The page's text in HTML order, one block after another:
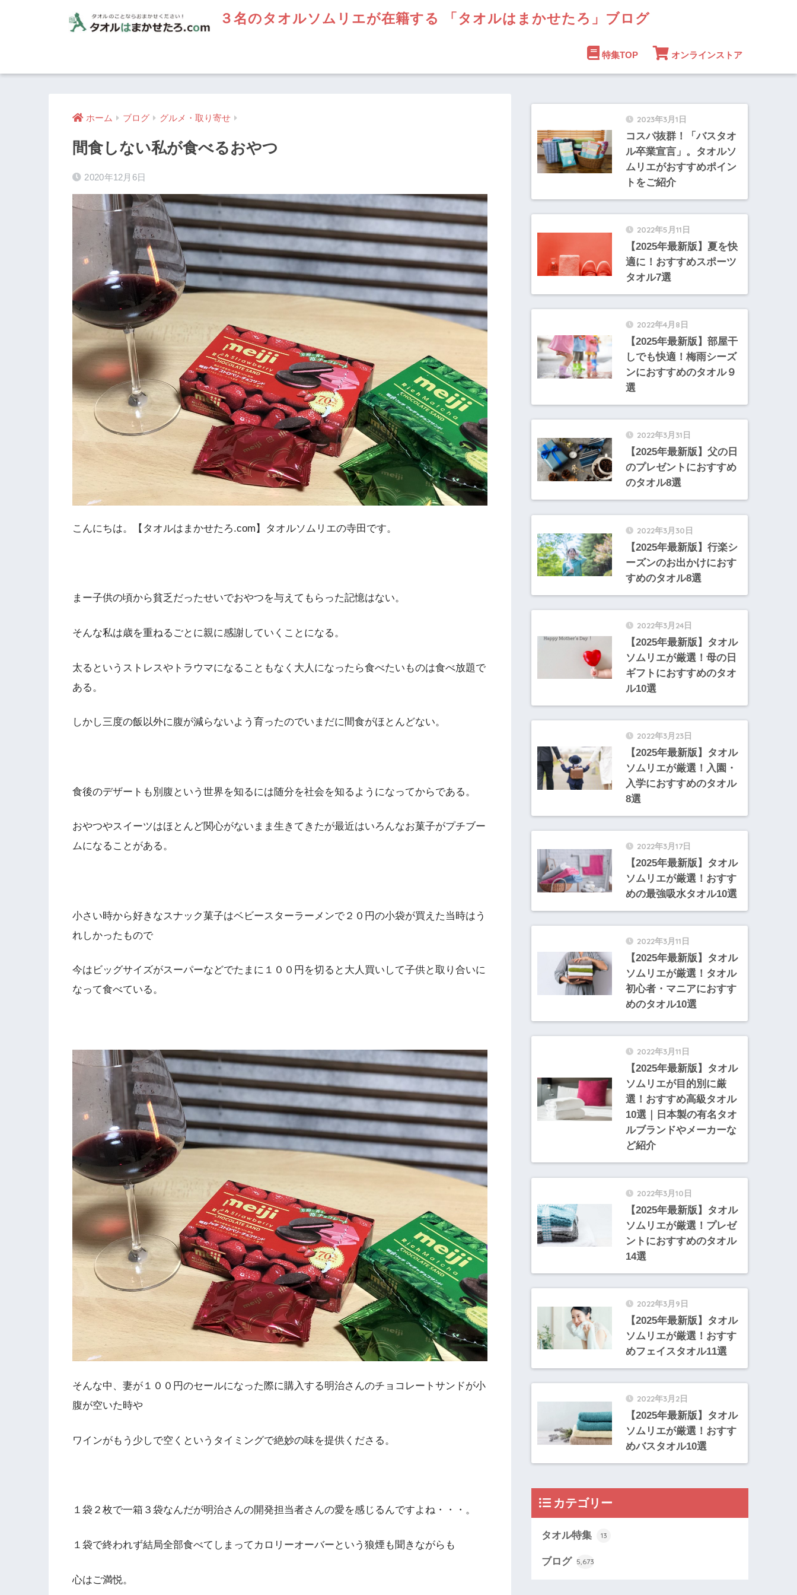
３名のタオルソムリエが在籍する 「タオルはまかせたろ」ブログ
特集TOP オンラインストア
ホーム ブログ グルメ・取り寄せ
間食しない私が食べるおやつ
2020年12月6日
こんにちは。【タオルはまかせたろ.com】タオルソムリエの寺田です。
まー子供の頃から貧乏だったせいでおやつを与えてもらった記憶はない。
そんな私は歳を重ねるごとに親に感謝していくことになる。
太るというストレスやトラウマになることもなく大人になったら食べたいものは食べ放題で
ある。
しかし三度の飯以外に腹が減らないよう育ったのでいまだに間食がほとんどない。
食後のデザートも別腹という世界を知るには随分を社会を知るようになってからである。
おやつやスイーツはほとんど関心がないまま生きてきたが最近はいろんなお菓子がプチブー
ムになることがある。
小さい時から好きなスナック菓子はベビースターラーメンで２０円の小袋が買えた当時はう
れしかったもので
今はビッグサイズがスーパーなどでたまに１００円を切ると大人買いして子供と取り合いに
なって食べている。
そんな中、妻が１００円のセールになった際に購入する明治さんのチョコレートサンドが小
腹が空いた時や
ワインがもう少しで空くというタイミングで絶妙の味を提供くださる。
１袋２枚で一箱３袋なんだが明治さんの開発担当者さんの愛を感じるんですよね・・・。
１袋で終われず結局全部食べてしまってカロリーオーバーという狼煙も聞きながらも
心はご満悦。
2023年3月1日
コスパ抜群！「バスタオ
ル卒業宣言」。タオルソ
ムリエがおすすめポイン
トをご紹介
2022年5月11日
【2025年最新版】夏を快
適に！おすすめスポーツ
タオル7選
2022年4月8日
【2025年最新版】部屋干
しでも快適！梅雨シーズ
ンにおすすめのタオル９
選
2022年3月31日
【2025年最新版】父の日
のプレゼントにおすすめ
のタオル8選
2022年3月30日
【2025年最新版】行楽シ
ーズンのお出かけにおす
すめのタオル8選
2022年3月24日
【2025年最新版】タオル
ソムリエが厳選！母の日
ギフトにおすすめのタオ
ル10選
2022年3月23日
【2025年最新版】タオル
ソムリエが厳選！入園・
入学におすすめのタオル
8選
2022年3月17日
【2025年最新版】タオル
ソムリエが厳選！おすす
めの最強吸水タオル10選
2022年3月11日
【2025年最新版】タオル
ソムリエが厳選！タオル
初心者・マニアにおすす
めのタオル10選
2022年3月11日
【2025年最新版】タオル
ソムリエが目的別に厳
選！おすすめ高級タオル
10選｜日本製の有名タオ
ルブランドやメーカーな
ど紹介
2022年3月10日
【2025年最新版】タオル
ソムリエが厳選！プレゼ
ントにおすすめのタオル
14選
2022年3月9日
【2025年最新版】タオル
ソムリエが厳選！おすす
めフェイスタオル11選
2022年3月2日
【2025年最新版】タオル
ソムリエが厳選！おすす
めバスタオル10選
カテゴリー
タオル特集 13
ブログ 5,673